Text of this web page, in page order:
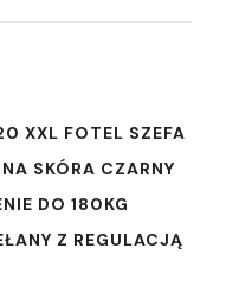
XXL FOTEL SZEFA
SKÓRA CZARNY
DO 180KG
Z REGULACJĄ